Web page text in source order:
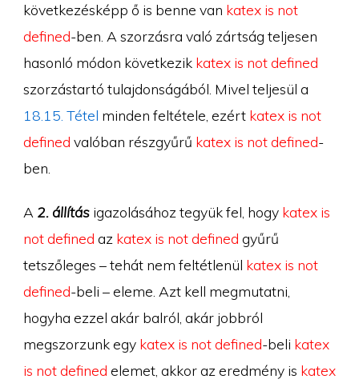
következésképp ő is benne van katex is not
defined-ben. A szorzásra való zártság teljesen
hasonló módon következik katex is not defined
szorzástartó tulajdonságából. Mivel teljesül a
18.15. Tétel minden feltétele, ezért katex is not
defined valóban részgyűrű katex is not defined-
ben.
A 2. állításigazolásához tegyük fel, hogy katex is
not defined az katex is not defined gyűrű
tetszőleges – tehát nem feltétlenül katex is not
defined-beli – eleme. Azt kell megmutatni,
hogyha ezzel akár balról, akár jobbról
megszorzunk egy katex is not defined-beli katex
is not defined elemet, akkor az eredmény is katex